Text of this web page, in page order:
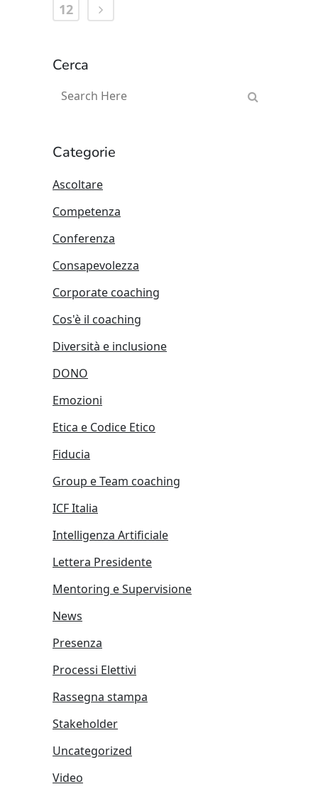
12
Cerca
Categorie
Ascoltare
Competenza
Conferenza
Consapevolezza
Corporate coaching
Cos'è il coaching
Diversità e inclusione
DONO
Emozioni
Etica e Codice Etico
Fiducia
Group e Team coaching
ICF Italia
Intelligenza Artificiale
Lettera Presidente
Mentoring e Supervisione
News
Presenza
Processi Elettivi
Rassegna stampa
Stakeholder
Uncategorized
Video